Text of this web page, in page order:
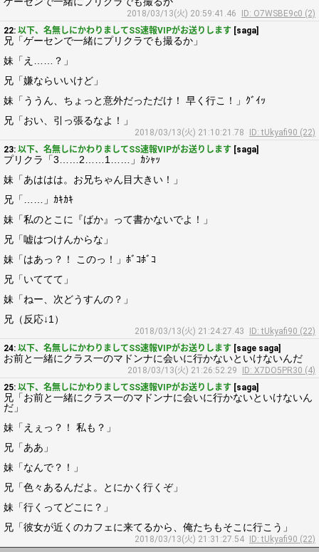
2018/03/13(火) 20:59:41.46
ID: O7WSBE9c0 (2)
22: 以下、名無しにかわりましてSS速報VIPがお送りします [saga]
兄「ゲーセンで一緒にプリクラでも撮るか」
妹「え……？」
兄「嫌ならいいけど」
妹「ううん、ちょっと意外だっただけ！ 早く行こ！」ｸﾞｲｯ
兄「おい、引っ張るなよ！」
2018/03/13(火) 21:10:21.78
ID: tUkyafi90 (22)
23: 以下、名無しにかわりましてSS速報VIPがお送りします [saga]
プリクラ「3……2……1……」ｶｼｬｯ
妹「あははは。お兄ちゃん目大きい！」
兄「……」ｶｷｶｷ
妹「私のとこに『ばか』って書かないでよ！」
兄「嘘はつけんからな」
妹「はあっ？！ このっ！」ﾎﾞｺﾎﾞｺ
兄「いててて」
妹「ねー、次どうすんの？」
兄（反応↓1）
2018/03/13(火) 21:24:27.43
ID: tUkyafi90 (22)
24: 以下、名無しにかわりましてSS速報VIPがお送りします [sage saga]
お前と一緒にクラス一のマドンナに会いに行かないといけないんだ
2018/03/13(火) 21:26:52.29
ID: X7DO5PR30 (4)
25: 以下、名無しにかわりましてSS速報VIPがお送りします [saga]
兄「お前と一緒にクラス一のマドンナに会いに行かないといけないん
だ」
妹「えぇっ？！ 私も？」
兄「ああ」
妹「なんで？！」
兄「色々あるんだよ。とにかく行くぞ」
妹「行くってどこに？」
兄「彼女が近くのカフェに来てるから、俺たちもそこに行こう」
2018/03/13(火) 21:31:27.54 ID: tUkyafi90 (22)